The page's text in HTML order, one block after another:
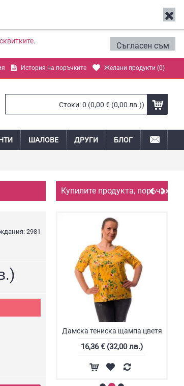
. Съгласен съм
История на поръчките Желани продукти (0)
Стоки: 0 (0,00 € (0,00 лв.))
ШАЛОВЕ ДРУГИ БЛОГ
Купилите продукта, поръчаха и:
щампа цветя Блуза на Cecil Thalia
16,36 € (32,00 лв.)
2981